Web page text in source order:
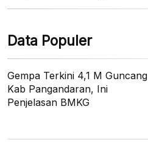
Data Populer
Gempa Terkini 4,1 M Guncang
Kab Pangandaran, Ini
Penjelasan BMKG